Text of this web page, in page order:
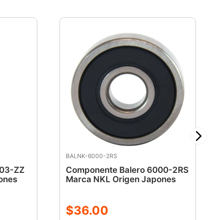
ZZ
BALNK-6000-2RS
Componente Balero 6000-2RS
Marca NKL Origen Japones
$36.00